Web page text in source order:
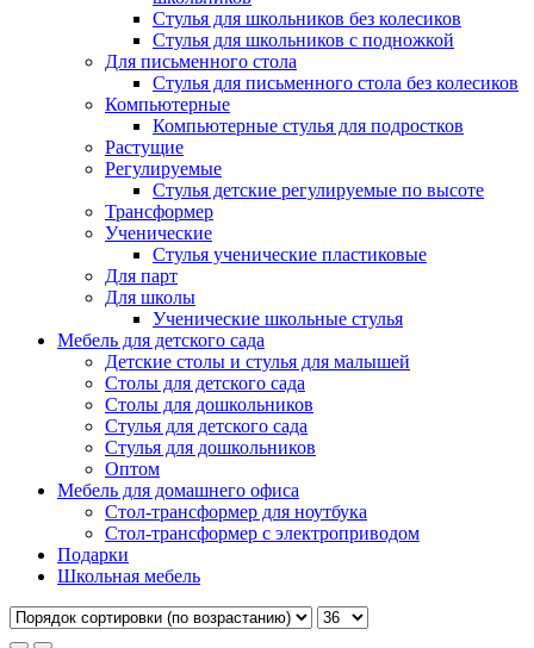
Стулья для школьников без колесиков
Стулья для школьников с подножкой
Для письменного стола
Стулья для письменного стола без колесиков
Компьютерные
Компьютерные стулья для подростков
Растущие
Регулируемые
Стулья детские регулируемые по высоте
Трансформер
Ученические
Стулья ученические пластиковые
Для парт
Для школы
Ученические школьные стулья
Мебель для детского сада
Детские столы и стулья для малышей
Столы для детского сада
Столы для дошкольников
Стулья для детского сада
Стулья для дошкольников
Оптом
Мебель для домашнего офиса
Стол-трансформер для ноутбука
Стол-трансформер с электроприводом
Подарки
Школьная мебель